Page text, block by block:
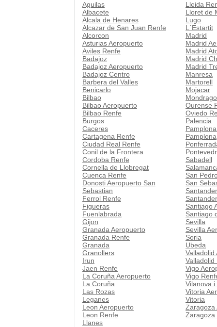
Aguilas
Albacete
Alcala de Henares
Alcazar de San Juan Renfe
Alcorcon
Asturias Aeropuerto
Aviles Renfe
Badajoz
Badajoz Aeropuerto
Badajoz Centro
Barbera del Valles
Benicarlo
Bilbao
Bilbao Aeropuerto
Bilbao Renfe
Burgos
Caceres
Cartagena Renfe
Ciudad Real Renfe
Conil de la Frontera
Cordoba Renfe
Cornella de Llobregat
Cuenca Renfe
Donosti Aeropuerto San
Sebastian
Ferrol Renfe
Figueras
Fuenlabrada
Gijon
Granada Aeropuerto
Granada Renfe
Granada
Granollers
Irun
Jaen Renfe
La Coruña Aeropuerto
La Coruña
Las Rozas
Leganes
Leon Aeropuerto
Leon Renfe
Llanes
Lleida
Lloret de
Lugo
L´Estartit
Madrid
Madrid
Madrid
Madrid
Madrid
Manresa
Martorell
Mojacar
Ourense
Oviedo
Palencia
Pamplona
Sabadell
San
San
Santiago
Santiago
Sevilla
Sevilla
Soria
Ubeda
Valladolid
Valladolid
Vigo
Vigo
Vilanova
Vitoria
Vitoria
Zaragoza
Zaragoza